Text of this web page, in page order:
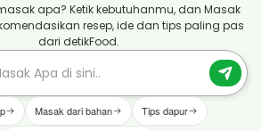
apa? Ketik kebutuhanmu, dan Masak
resep, ide dan tips paling pas
dari detikFood.
Masak dari bahan Tips dapur